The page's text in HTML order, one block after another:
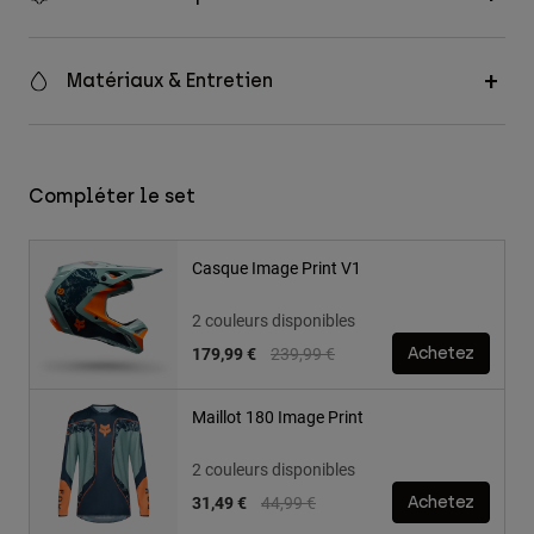
Matériaux & Entretien
Compléter le set
Casque Image Print V1
2 couleurs disponibles
Price reduced from
239,99 €to
179,99 € Achetez
Maillot 180 Image Print
2 couleurs disponibles
Price reduced from
44,99 €to
31,49 € Achetez